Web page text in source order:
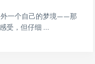
外一个自己的梦境——那
受，但仔细 ...